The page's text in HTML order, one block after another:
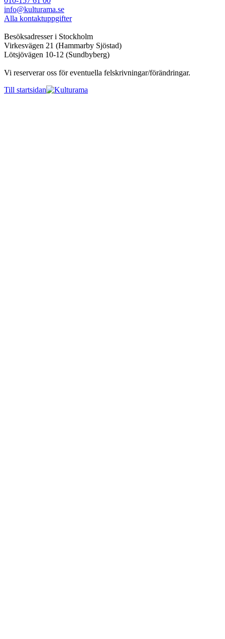
info@kulturama.se
Alla kontaktuppgifter
Besöksadresser i Stockholm
Virkesvägen 21 (Hammarby Sjöstad)
Lötsjövägen 10-12 (Sundbyberg)
Vi reserverar oss för eventuella felskrivningar/förändringar.
Till startsidan